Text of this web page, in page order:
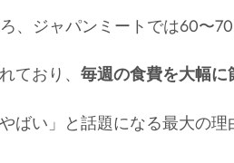
ジャパンミートでは60〜
ており、 毎週の食費を大幅に
ばい」と話題になる最大の理